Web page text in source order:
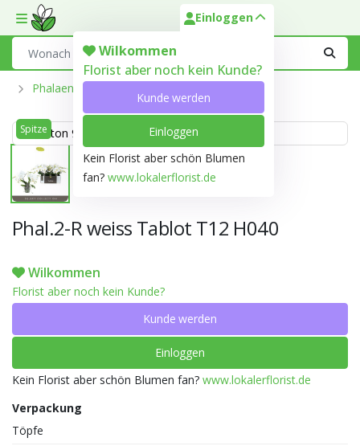
Toggle mobile menu
Einloggen
Wilkommen
Florist aber noch kein Kunde?
Kunde werden
Einloggen
Kein Florist aber schön Blumen
fan? www.lokalerflorist.de
Phalaenopsis Aus Der Optiflor-Gärtnerei
Weiss ton 999D
Spitze
Phal.2-R weiss Tablot T12 H040
Wilkommen
Florist aber noch kein Kunde?
Kunde werden
Einloggen
Kein Florist aber schön Blumen fan? www.lokalerflorist.de
Verpackung
Töpfe